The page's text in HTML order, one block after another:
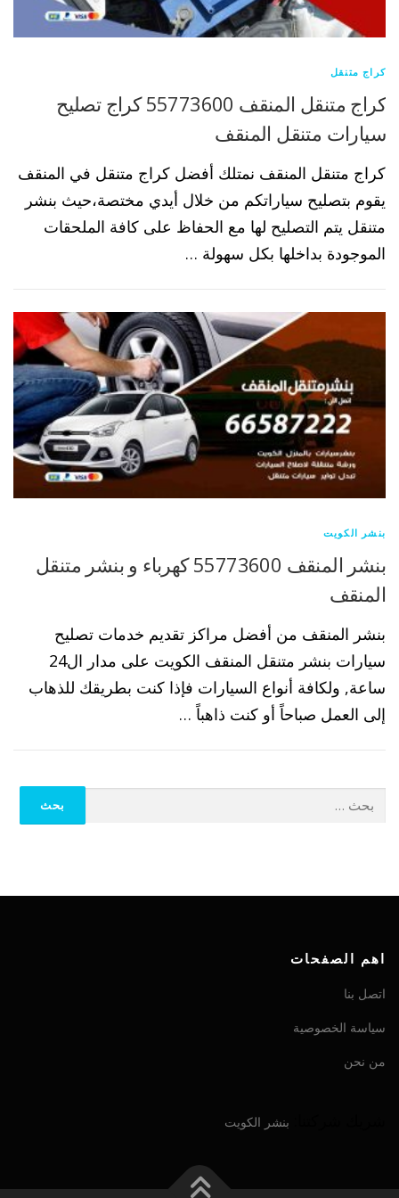
كراج متنقل
كراج متنقل المنقف 55773600 كراج تصليح
سيارات متنقل المنقف
كراج متنقل المنقف نمتلك أفضل كراج متنقل في المنقف
يقوم بتصليح سياراتكم من خلال أيدي مختصة،حيث بنشر
متنقل يتم التصليح لها مع الحفاظ على كافة الملحقات
الموجودة بداخلها بكل سهولة …
بنشر الكويت
بنشر المنقف 55773600 كهرباء و بنشر متنقل
المنقف
بنشر المنقف من أفضل مراكز تقديم خدمات تصليح
سيارات بنشر متنقل المنقف الكويت على مدار ال24
ساعة, ولكافة أنواع السيارات فإذا كنت بطريقك للذهاب
إلى العمل صباحاً أو كنت ذاهباً …
اهم الصفحات
اتصل بنا
سياسة الخصوصية
من نحن
بنشر الكويت